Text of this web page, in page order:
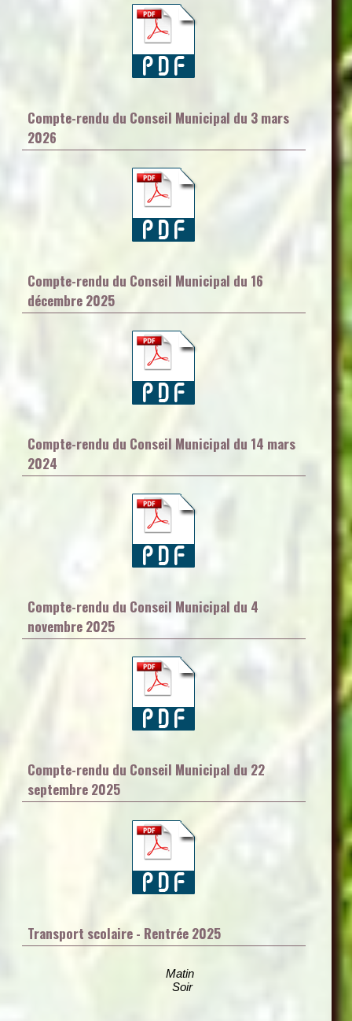
Compte-rendu du Conseil Municipal du 3 mars
2026
Compte-rendu du Conseil Municipal du 16
décembre 2025
Compte-rendu du Conseil Municipal du 14 mars
2024
Compte-rendu du Conseil Municipal du 4
novembre 2025
Compte-rendu du Conseil Municipal du 22
septembre 2025
Transport scolaire - Rentrée 2025
Matin
Soir